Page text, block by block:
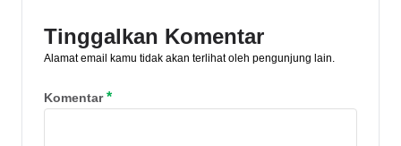
Tinggalkan Komentar
Alamat email kamu tidak akan terlihat oleh pengunjung lain.
Komentar*